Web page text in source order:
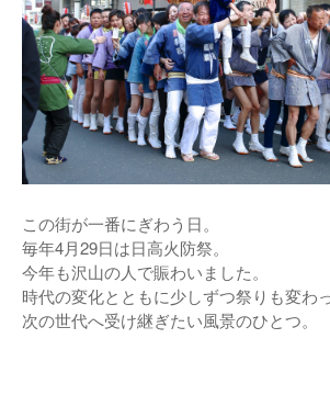
農と人をめぐる
CAMERA
MOVIE
この街が一番にぎわう日。
毎年4月29日は日高火防祭。
今年も沢山の人で賑わいました。
時代の変化とともに少しずつ祭りも変わ
次の世代へ受け継ぎたい風景のひとつ。